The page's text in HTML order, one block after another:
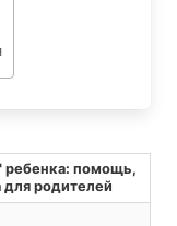
ребенка: помощь,
для родителей